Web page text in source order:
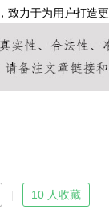
致力于为用户打造
10 人收藏